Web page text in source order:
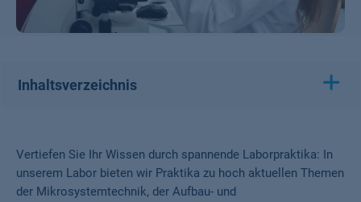
Inhaltsverzeichnis
Vertiefen Sie Ihr Wissen durch spannende Laborpraktika: In
unserem Labor bieten wir Praktika zu hoch aktuellen Themen
der Mikrosystemtechnik, der Aufbau- und